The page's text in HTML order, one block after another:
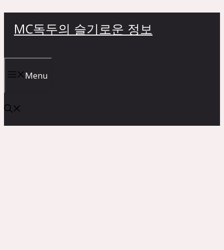
너
뛰
기
MC독두의 슬기로운 정보
Menu